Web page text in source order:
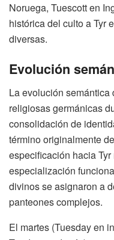
Noruega, Tuescott en
histórica del culto a Tyr
diversas.
Evolución
La evolución semántica
religiosas germánicas
consolidación de
término originalmente
especificación hacia
especialización
divinos se asignaron a
panteones complejos.
El martes (Tuesday en